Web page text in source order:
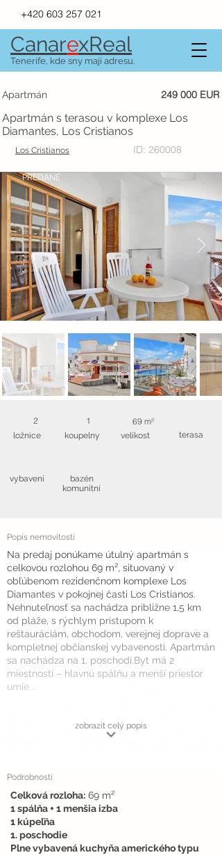
+420 603 257 021
CanarexReal
Tenerife, kde sny mají adresu.
Apartmán 249 000 EUR
Apartmán s terasou v komplexe Los
Diamantes, Los Cristianos
Los Cristianos ID: 260008
PREDANÉ
2
ložnice
1
koupelny
69 m²
velikost
vybavení
bazén
komunitní
terasa
Popis nemovitosti
Na predaj ponúkame útulný apartmán s
celkovou rozlohou 69 m², situovaný v
obľúbenom rezidenčnom komplexe Los
Diamantes v pokojnej časti Los Cristianos.
Nehnuteľnosť sa nachádza približne 1,5 km
od pláže, s rýchlym prístupom k
reštauráciám, obchodom, verejnej doprave a
kompletnej občianskej vybavenosti. Apartmán
sa nachádza na 1. poschodí.Byt má 2
miestnosti – hlavnú spálňu a menší priestor
umie...
zobrazit celý popis
Podrobnosti
Celková rozloha: 69 m²
1 spálňa + 1 menšia izba
1 kúpeľňa
1. poschodie
Plne vybavená kuchyňa amerického typu